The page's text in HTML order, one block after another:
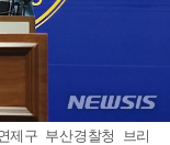
제구 부산경찰청 브리